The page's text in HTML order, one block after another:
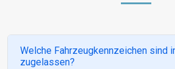
Welche Fahrzeugkennzeichen sind
zugelassen?